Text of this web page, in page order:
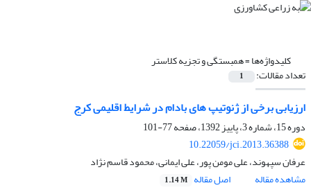
کلیدواژه‌ها =همبستگی و تجزیه کلاستر
تعداد مقالات: 1
ارزیابی برخی از ژنوتیپ های بادام در شرایط اقلیمی کرج
دوره 15، شماره 3، پاییز 1392، صفحه
77-101
10.22059/jci.2013.36388
عرفان سپهوند، علی مومن پور، علی ایمانی، محمود قاسم نژاد
مشاهده مقاله
اصل مقاله 1.14 M